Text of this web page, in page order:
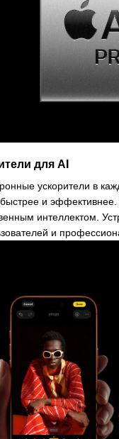
для AI
ускорители в
и
интеллектом.
и